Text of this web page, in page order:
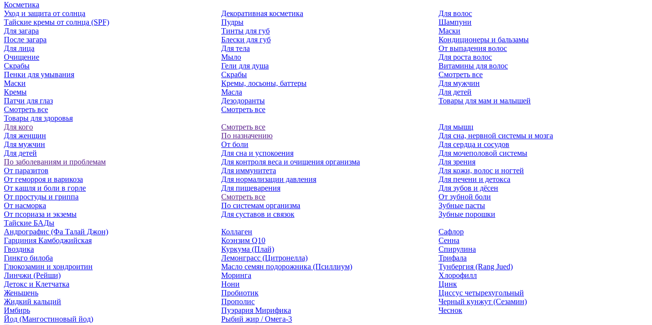
Косметика
Уход и защита от солнца
Тайские кремы от солнца (SPF)
Для загара
После загара
Для лица
Очищение
Скрабы
Пенки для умывания
Маски
Кремы
Патчи для глаз
Смотреть все
Декоративная косметика
Пудры
Тинты для губ
Блески для губ
Для тела
Мыло
Гели для душа
Скрабы
Кремы, лосьоны, баттеры
Масла
Дезодоранты
Смотреть все
Для волос
Шампуни
Маски
Кондиционеры и бальзамы
От выпадения волос
Для роста волос
Витамины для волос
Смотреть все
Для мужчин
Для детей
Товары для мам и малышей
Товары для здоровья
Для кого
Для женщин
Для мужчин
Для детей
По заболеваниям и проблемам
От паразитов
Oт геморроя и варикоза
От кашля и боли в горле
От простуды и гриппа
От насморка
Oт псориаза и экземы
Смотреть все
По назначению
От боли
Для сна и успокоения
Для контроля веса и очищения организма
Для иммунитета
Для нормализации давления
Для пищеварения
Смотреть все
По системам организма
Для суставов и связок
Для мышц
Для сна, нервной системы и мозга
Для сердца и сосудов
Для мочеполовой системы
Для зрения
Для кожи, волос и ногтей
Для печени и детокса
Для зубов и дёсен
От зубной боли
Зубные пасты
Зубные порошки
Тайские БАДы
Андрографис (Фа Талай Джон)
Гарциния Камбоджийская
Гвоздика
Гинкго билоба
Глюкозамин и хондроитин
Линчжи (Рейши)
Детокс и Клетчатка
Женьшень
Жидкий кальций
Имбирь
Йод (Мангостиновый йод)
Коллаген
Коэнзим Q10
Куркума (Плай)
Лемонграсс (Цитронелла)
Масло семян подорожника (Псиллиум)
Моринга
Нони
Пробиотик
Прополис
Пуэрария Мирифика
Рыбий жир / Омега-3
Сафлор
Сенна
Спирулина
Трифала
Тунбергия (Rang Jued)
Хлорофилл
Цинк
Циссус четырехугольный
Черный кунжут (Сезамин)
Чеснок